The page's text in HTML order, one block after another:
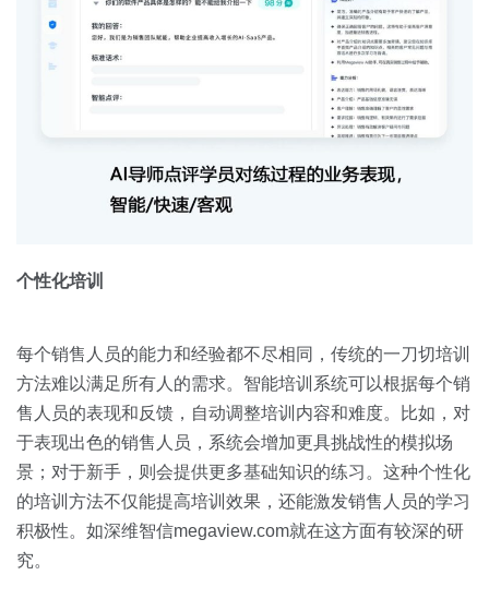
个性化培训
每个销售人员的能力和经验都不尽相同，传统的一刀切培训
方法难以满足所有人的需求。智能培训系统可以根据每个销
售人员的表现和反馈，自动调整培训内容和难度。比如，对
于表现出色的销售人员，系统会增加更具挑战性的模拟场
景；对于新手，则会提供更多基础知识的练习。这种个性化
的培训方法不仅能提高培训效果，还能激发销售人员的学习
积极性。如深维智信megaview.com就在这方面有较深的研
究。